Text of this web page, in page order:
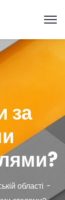
за
області